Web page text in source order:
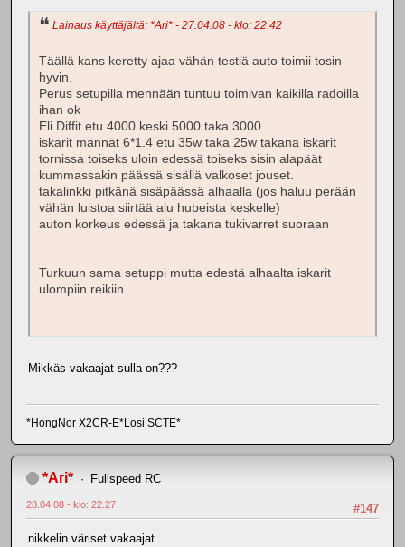
Lainaus käyttäjältä: *Ari* - 27.04.08 - klo: 22.42
Täällä kans keretty ajaa vähän testiä auto toimii tosin
hyvin.
Perus setupilla mennään tuntuu toimivan kaikilla radoilla
ihan ok
Eli Diffit etu 4000 keski 5000 taka 3000
iskarit männät 6*1.4 etu 35w taka 25w takana iskarit
tornissa toiseks uloin edessä toiseks sisin alapäät
kummassakin päässä sisällä valkoset jouset.
takalinkki pitkänä sisäpäässä alhaalla (jos haluu perään
vähän luistoa siirtää alu hubeista keskelle)
auton korkeus edessä ja takana tukivarret suoraan
Turkuun sama setuppi mutta edestä alhaalta iskarit
ulompiin reikiin
Mikkäs vakaajat sulla on???
*HongNor X2CR-E*Losi SCTE*
*Ari* Fullspeed RC
#147
28.04.08 - klo: 22.27
nikkelin väriset vakaajat